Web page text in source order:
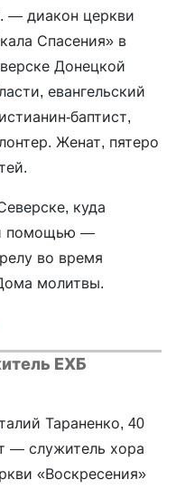
— диакон церкви
Спасения» в
Донецкой
евангельский
баптист,
Женат, пятеро
куда
помощью —
во время
молитвы.
ЕХБ
Тараненко, 40
— служитель хора
«Воскресения»